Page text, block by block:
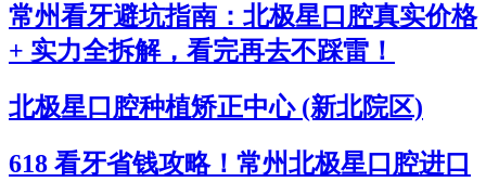
常州看牙避坑指南：北极星口腔真实价格
+ 实力全拆解，看完再去不踩雷！
北极星口腔种植矫正中心 (新北院区)
618 看牙省钱攻略！常州北极星口腔进口